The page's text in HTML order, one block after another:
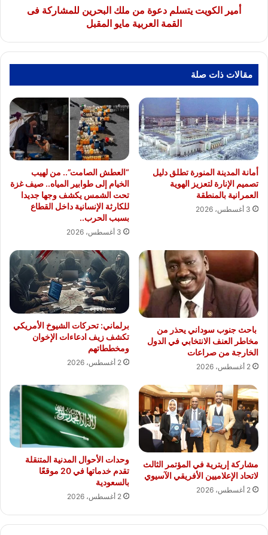
القمةأمير الكويت يتسلم دعوة من ملك البحرين للمشاركة فى
القمة العربية مايو المقبل
مقالات ذات صلة
أمانة المدينة المنورة تطلق دليل
تصميم الإنارة لتعزيز الهوية
العمرانية بالمنطقة
3 أغسطس، 2026
“العطش الصامت”.. من لهيب
الخيام إلى طوابير المياه.. صيف غزة
تحت الشمس يكشف وجها جديدا
للكارثة الإنسانية داخل القطاع
بسبب الحرب..
3 أغسطس، 2026
باحث جنوب سوداني يحذر من
مخاطر العنف الانتخابي في الدول
الخارجة من صراعات
2 أغسطس، 2026
برلماني: تحركات الشيوخ الأمريكي
تكشف زيف ادعاءات الإخوان
ومخططاتهم
2 أغسطس، 2026
مشاركة إريترية في المؤتمر الثالث
لاتحاد الإعلاميين الأفريقي الآسيوي
2 أغسطس، 2026
وحدات الأحوال المدنية المتنقلة
تقدم خدماتها في 20 موقعًا
بالسعودية
2 أغسطس، 2026